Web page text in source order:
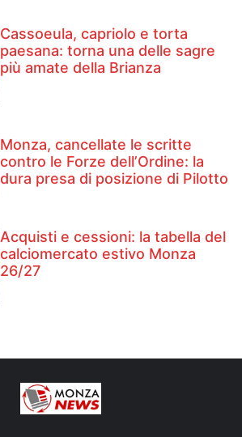
Cassoeula, capriolo e torta
paesana: torna una delle sagre
più amate della Brianza
Monza, cancellate le scritte
contro le Forze dell’Ordine: la
dura presa di posizione di Pilotto
Acquisti e cessioni: la tabella del
calciomercato estivo Monza
26/27